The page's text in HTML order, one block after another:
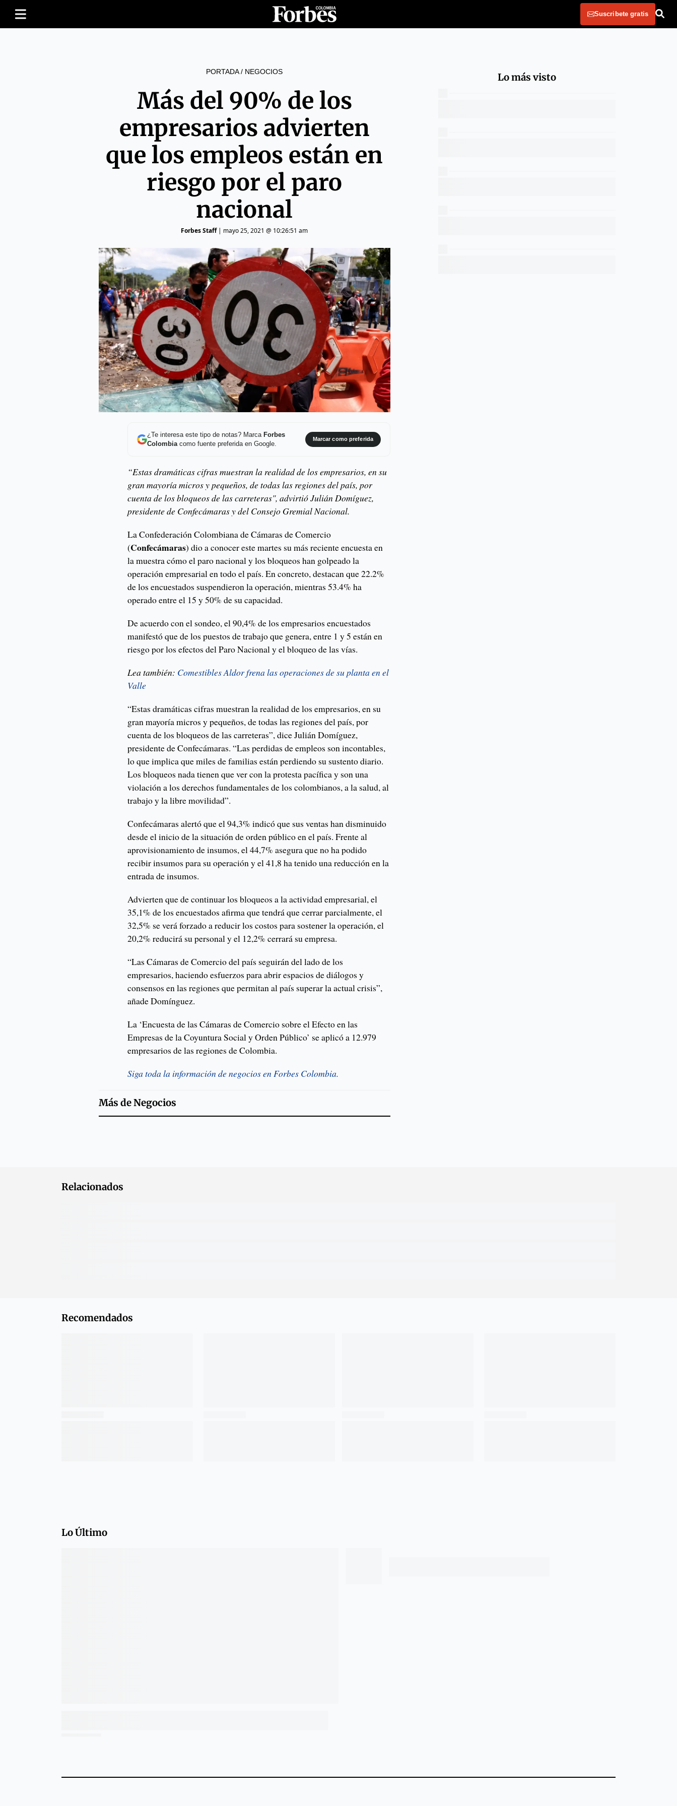
Suscribete gratis
PORTADA/ NEGOCIOS
Más del 90% de los
empresarios advierten
que los empleos están en
riesgo por el paro
nacional
Forbes Staff| mayo 25, 2021 @ 10:26:51 am
¿Te interesa este tipo de notas? Marca Forbes
Colombiacomo fuente preferida en Google.
Marcar como preferida
“Estas dramáticas cifras muestran la realidad de los empresarios, en su
gran mayoría micros y pequeños, de todas las regiones del país, por
cuenta de los bloqueos de las carreteras", advirtió Julián Domíguez,
presidente de Confecámaras y del Consejo Gremial Nacional.
La Confederación Colombiana de Cámaras de Comercio
(Confecámaras) dio a conocer este martes su más reciente encuesta en
la muestra cómo el paro nacional y los bloqueos han golpeado la
operación empresarial en todo el país. En concreto, destacan que 22.2%
de los encuestados suspendieron la operación, mientras 53.4% ha
operado entre el 15 y 50% de su capacidad.
De acuerdo con el sondeo, el 90,4% de los empresarios encuestados
manifestó que de los puestos de trabajo que genera, entre 1 y 5 están en
riesgo por los efectos del Paro Nacional y el bloqueo de las vías.
Lea también: Comestibles Aldor frena las operaciones de su planta en el
Valle
“Estas dramáticas cifras muestran la realidad de los empresarios, en su
gran mayoría micros y pequeños, de todas las regiones del país, por
cuenta de los bloqueos de las carreteras”, dice Julián Domíguez,
presidente de Confecámaras. “Las perdidas de empleos son incontables,
lo que implica que miles de familias están perdiendo su sustento diario.
Los bloqueos nada tienen que ver con la protesta pacífica y son una
violación a los derechos fundamentales de los colombianos, a la salud, al
trabajo y la libre movilidad”.
Confecámaras alertó que el 94,3% indicó que sus ventas han disminuido
desde el inicio de la situación de orden público en el país. Frente al
aprovisionamiento de insumos, el 44,7% asegura que no ha podido
recibir insumos para su operación y el 41,8 ha tenido una reducción en la
entrada de insumos.
Advierten que de continuar los bloqueos a la actividad empresarial, el
35,1% de los encuestados afirma que tendrá que cerrar parcialmente, el
32,5% se verá forzado a reducir los costos para sostener la operación, el
20,2% reducirá su personal y el 12,2% cerrará su empresa.
“Las Cámaras de Comercio del país seguirán del lado de los
empresarios, haciendo esfuerzos para abrir espacios de diálogos y
consensos en las regiones que permitan al país superar la actual crisis”,
añade Domínguez.
La ‘Encuesta de las Cámaras de Comercio sobre el Efecto en las
Empresas de la Coyuntura Social y Orden Público’ se aplicó a 12.979
empresarios de las regiones de Colombia.
Siga toda la información de negocios en Forbes Colombia.
Más deNegocios
Lo más visto
Relacionados
Recomendados
Lo Último